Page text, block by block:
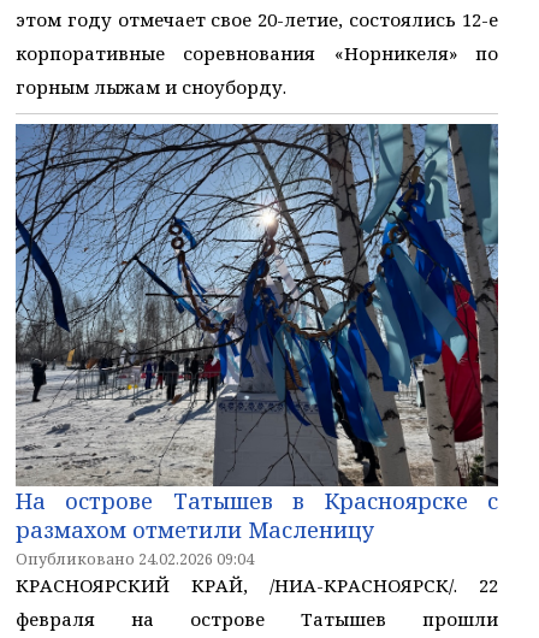
этом году отмечает свое 20-летие, состоялись 12-е
корпоративные соревнования «Норникеля» по
горным лыжам и сноуборду.
На острове Татышев в Красноярске с
размахом отметили Масленицу
Опубликовано 24.02.2026 09:04
КРАСНОЯРСКИЙ КРАЙ, /НИА-КРАСНОЯРСК/. 22
февраля на острове Татышев прошли